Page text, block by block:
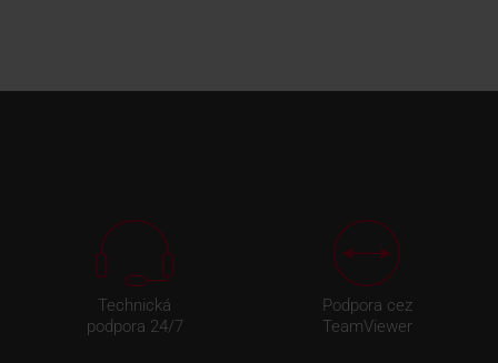
Technická
podpora 24/7
Podpora cez
TeamViewer